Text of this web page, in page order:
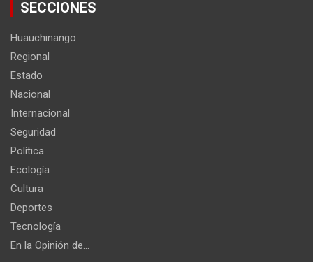
SECCIONES
Huauchinango
Regional
Estado
Nacional
Internacional
Seguridad
Política
Ecología
Cultura
Deportes
Tecnología
En la Opinión de…